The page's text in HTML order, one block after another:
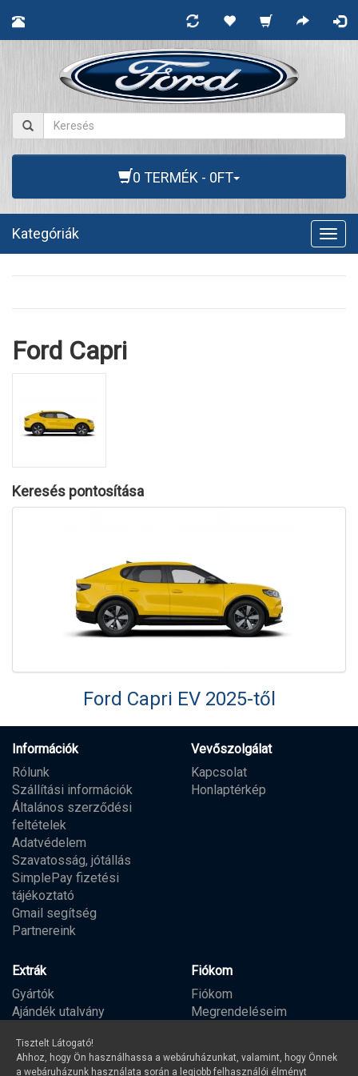
0 TERMÉK - 0FT
Kategóriák
Ford Capri
Keresés pontosítása
Ford Capri EV 2025-től
Információk
Rólunk
Szállítási információk
Általános szerződési
feltételek
Adatvédelem
Szavatosság, jótállás
SimplePay fizetési
tájékoztató
Gmail segítség
Partnereink
Vevőszolgálat
Kapcsolat
Honlaptérkép
Extrák
Gyártók
Ajándék utalvány
Fiókom
Fiókom
Megrendeléseim
Tisztelt Látogató!
Ahhoz, hogy Ön használhassa a webáruházunkat, valamint, hogy Önnek
a webáruházunk használata során a legjobb felhasználói élményt